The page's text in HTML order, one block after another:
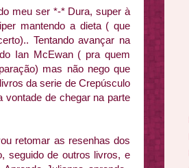
meu ser *-* Dura, super à
mantendo a dieta ( que
Tentando avançar na
Ian McEwan ( pra quem
mas não nego que
da serie de Crepúsculo
de chegar na parte
retomar as resenhas dos
seguido de outros livros, e